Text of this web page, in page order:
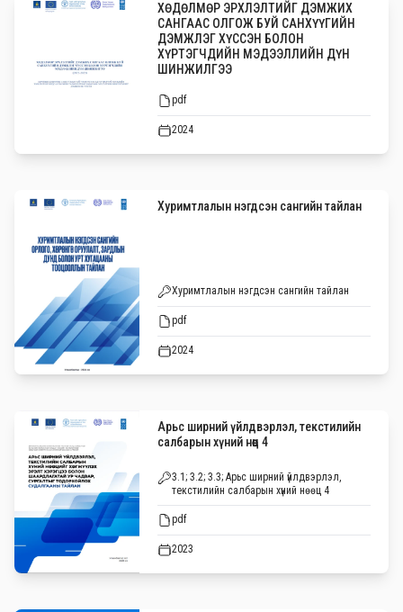
ХӨДӨЛМӨР ЭРХЛЭЛТИЙГ ДЭМЖИХ
САНГААС ОЛГОЖ БУЙ САНХҮҮГИЙН
ДЭМЖЛЭГ ХҮССЭН БОЛОН
ХҮРТЭГЧДИЙН МЭДЭЭЛЛИЙН ДҮН
ШИНЖИЛГЭЭ
pdf
2024
Хуримтлалын нэгдсэн сангийн тайлан
Хуримтлалын нэгдсэн сангийн тайлан
pdf
2024
Арьс ширний үйлдвэрлэл, текстилийн
салбарын хүний нөөц 4
3.1; 3.2; 3.3; Арьс ширний үйлдвэрлэл,
текстилийн салбарын хүний нөөц 4
pdf
2023